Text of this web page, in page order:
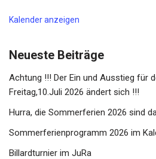
Kalender anzeigen
Neueste Beiträge
Achtung !!! Der Ein und Ausstieg für
Freitag,10.Juli 2026 ändert sich !!!
Hurra, die Sommerferien 2026 sind
Sommerferienprogramm 2026 im
Billardturnier im JuRa